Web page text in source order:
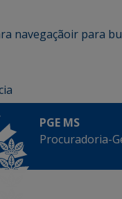
navegaçãoir para
PGE MS
Procuradoria-